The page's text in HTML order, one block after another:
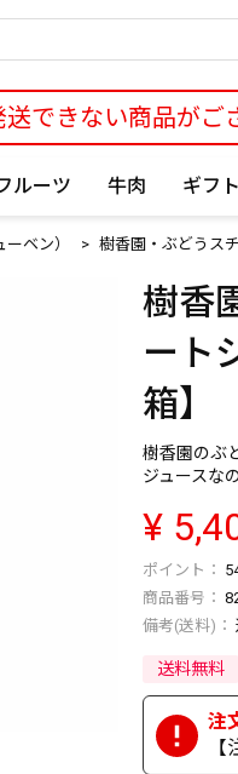
できない商品がご
ルーツ 牛肉 ギフト
ベン） 樹香園・ぶどうス
樹香
ート
箱】
樹香園のぶ
ジュースな
¥
商品番号
送料無料